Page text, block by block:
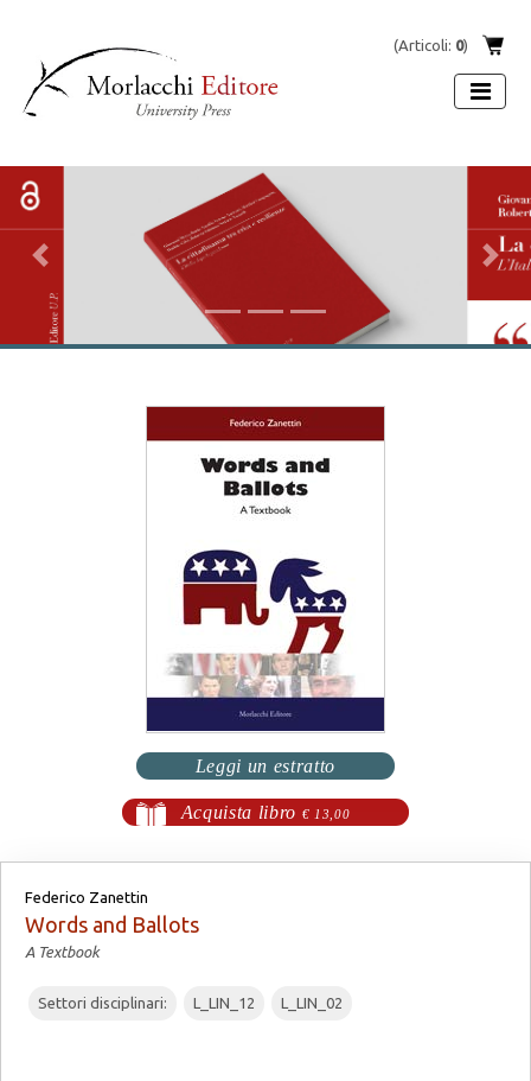
(Articoli: 0)
Previous Next
Leggi un estratto
Acquista libro € 13,00
Federico Zanettin
Words and Ballots
A Textbook
Settori disciplinari: L_LIN_12 L_LIN_02